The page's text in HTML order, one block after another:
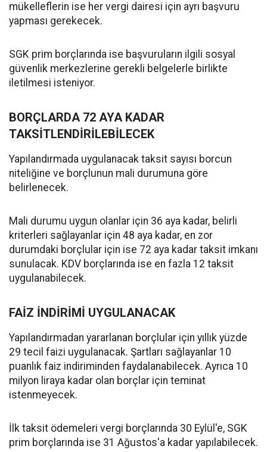
mükelleflerin ise her vergi dairesi için ayrı başvuru
yapması gerekecek.
SGK prim borçlarında ise başvuruların ilgili sosyal
güvenlik merkezlerine gerekli belgelerle birlikte
iletilmesi isteniyor.
BORÇLARDA 72 AYA KADAR
TAKSİTLENDİRİLEBİLECEK
Yapılandırmada uygulanacak taksit sayısı borcun
niteliğine ve borçlunun mali durumuna göre
belirlenecek.
Mali durumu uygun olanlar için 36 aya kadar, belirli
kriterleri sağlayanlar için 48 aya kadar, en zor
durumdaki borçlular için ise 72 aya kadar taksit imkanı
sunulacak. KDV borçlarında ise en fazla 12 taksit
uygulanabilecek.
FAİZ İNDİRİMİ UYGULANACAK
Yapılandırmadan yararlanan borçlular için yıllık yüzde
29 tecil faizi uygulanacak. Şartları sağlayanlar 10
puanlık faiz indiriminden faydalanabilecek. Ayrıca 10
milyon liraya kadar olan borçlar için teminat
istenmeyecek.
İlk taksit ödemeleri vergi borçlarında 30 Eylül'e, SGK
prim borçlarında ise 31 Ağustos'a kadar yapılabilecek.